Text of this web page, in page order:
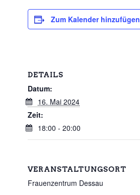
Zum Kalender hinzufügen
DETAILS
Datum:
16. Mai 2024
Zeit:
18:00 - 20:00
VERANSTALTUNGSORT
Frauenzentrum Dessau